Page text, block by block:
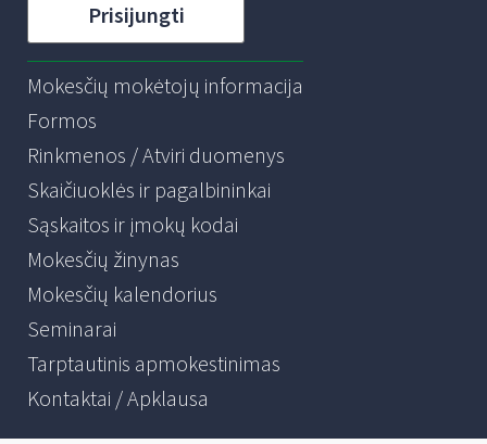
Prisijungti
Mokesčių mokėtojų informacija
Formos
Rinkmenos / Atviri duomenys
Skaičiuoklės ir pagalbininkai
Sąskaitos ir įmokų kodai
Mokesčių žinynas
Mokesčių kalendorius
Seminarai
Tarptautinis apmokestinimas
Kontaktai / Apklausa